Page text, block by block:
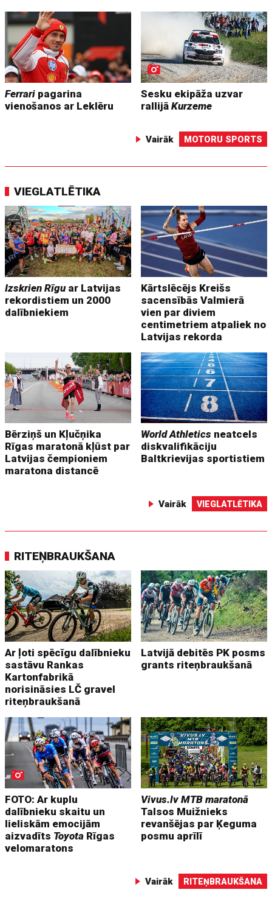
Ferrari pagarina
vienošanos ar Leklēru
Sesku ekipāža uzvar
rallijāKurzeme
Vairāk MOTORU SPORTS
VIEGLATLĒTIKA
Izskrien Rīguar Latvijas
rekordistiem un 2000
dalībniekiem
Kārtslēcējs Kreišs
sacensībās Valmierā
vien par diviem
centimetriem atpaliek no
Latvijas rekorda
Bērziņš un Kļučņika
Rīgas maratonā kļūst par
Latvijas čempioniem
maratona distancē
World Athletics neatcels
diskvalifikāciju
Baltkrievijas sportistiem
Vairāk VIEGLATLĒTIKA
RITEŅBRAUKŠANA
Ar ļoti spēcīgu dalībnieku
sastāvu Rankas
Kartonfabrikā
norisināsies LČ gravel
riteņbraukšanā
Latvijā debitēs PK posms
grants riteņbraukšanā
FOTO: Ar kuplu
dalībnieku skaitu un
lieliskām emocijām
aizvadīts Toyota Rīgas
velomaratons
Vivus.lv MTB maratonā
Talsos Muižnieks
revanšējas par Ķeguma
posmu aprīlī
Vairāk RITEŅBRAUKŠANA